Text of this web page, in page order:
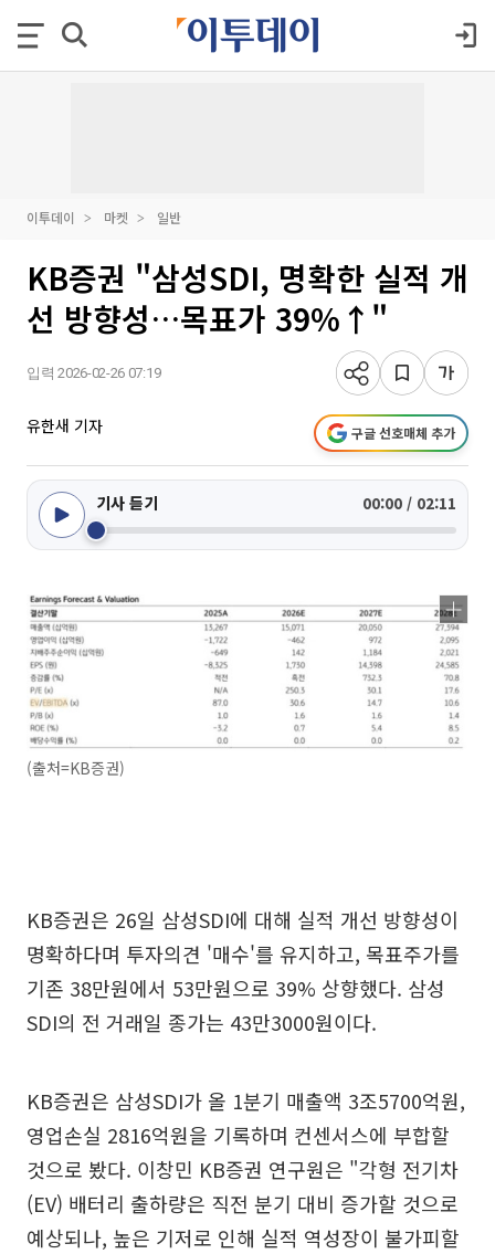
이투데이 마켓 일반
KB증권 "삼성SDI, 명확한 실적 개
선 방향성…목표가 39%↑"
입력 2026-02-26 07:19
유한새 기자 구글 선호매체 추가
기사 듣기 00:00 / 02:11
(출처=KB증권)
KB증권은 26일 삼성SDI에 대해 실적 개선 방향성이
명확하다며 투자의견 '매수'를 유지하고, 목표주가를
기존 38만원에서 53만원으로 39% 상향했다. 삼성
SDI의 전 거래일 종가는 43만3000원이다.
KB증권은 삼성SDI가 올 1분기 매출액 3조5700억원,
영업손실 2816억원을 기록하며 컨센서스에 부합할
것으로 봤다. 이창민 KB증권 연구원은 "각형 전기차
(EV) 배터리 출하량은 직전 분기 대비 증가할 것으로
예상되나, 높은 기저로 인해 실적 역성장이 불가피할